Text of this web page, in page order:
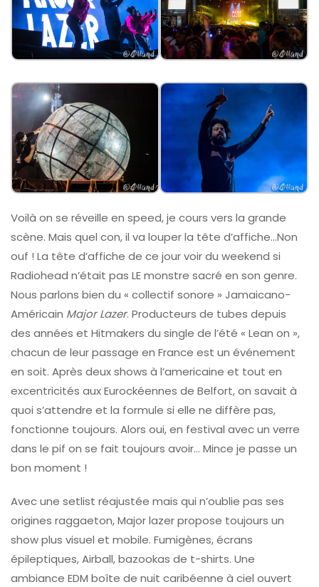
Voilà on se réveille en speed, je cours vers la grande
scène. Mais quel con, il va louper la tête d’affiche…Non
ouf ! La tête d’affiche de ce jour voir du weekend si
Radiohead n’était pas LE monstre sacré en son genre.
Nous parlons bien du « collectif sonore » Jamaicano-
Américain Major Lazer. Producteurs de tubes depuis
des années et Hitmakers du single de l’été « Lean on »,
chacun de leur passage en France est un événement
en soit. Après deux shows à l’americaine et tout en
excentricités aux Eurockéennes de Belfort, on savait à
quoi s’attendre et la formule si elle ne diffère pas,
fonctionne toujours. Alors oui, en festival avec un verre
dans le pif on se fait toujours avoir… Mince je passe un
bon moment !
Avec une setlist réajustée mais qui n’oublie pas ses
origines raggaeton, Major lazer propose toujours un
show plus visuel et mobile. Fumigènes, écrans
épileptiques, Airball, bazookas de t-shirts. Une
ambiance EDM boîte de nuit caribéenne à ciel ouvert